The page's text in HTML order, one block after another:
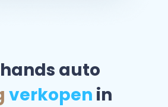
auto
verkopen in